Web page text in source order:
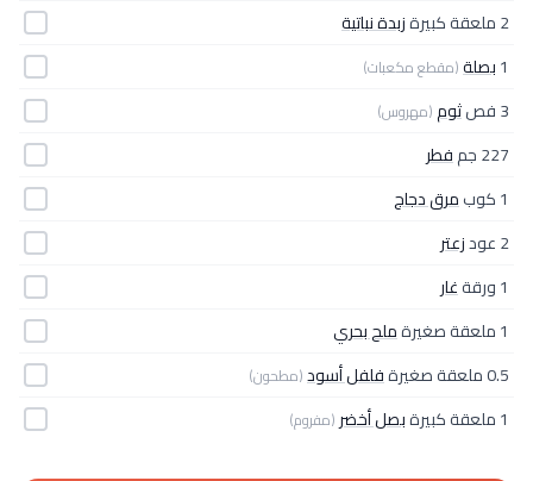
2 ملعقة كبيرة
زبدة نباتية
1بصلة(مقطع مكعبات)
3 فص ثوم(مهروس)
227 جم
فطر
1 كوب
مرق دجاج
2 عود
زعتر
1 ورقة
غار
1 ملعقة صغيرة
ملح بحري
0.5 ملعقة صغيرة
فلفل أسود(مطحون)
1 ملعقة كبيرة بصل أخضر (مفروم)